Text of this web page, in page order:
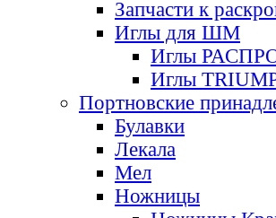
Запчасти к
Иглы для ШМ
Иглы
Иглы
Портновские
Булавки
Лекала
Мел
Ножницы